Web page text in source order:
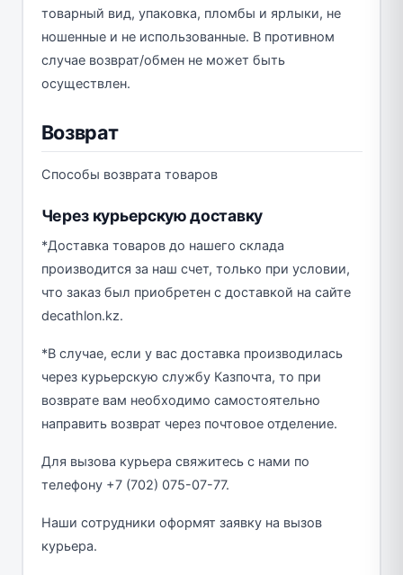
товарный вид, упаковка, пломбы и ярлыки, не
ношенные и не использованные. В противном
случае возврат/обмен не может быть
осуществлен.
Возврат
Способы возврата товаров
Через курьерскую доставку
*Доставка товаров до нашего склада
производится за наш счет, только при условии,
что заказ был приобретен с доставкой на сайте
decathlon.kz.
*В случае, если у вас доставка производилась
через курьерскую службу Казпочта, то при
возврате вам необходимо самостоятельно
направить возврат через почтовое отделение.
Для вызова курьера свяжитесь с нами по
телефону +7 (702) 075-07-77.
Наши сотрудники оформят заявку на вызов
курьера.